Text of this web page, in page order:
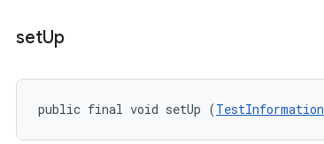
setUp
public final void setUp (TestInformation